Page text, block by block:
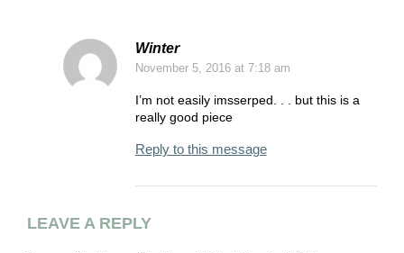
Winter
November 5, 2016at 7:18 am
I’m not easily imsserped. . . but this is a
really good piece
Reply to this message
LEAVE A REPLY